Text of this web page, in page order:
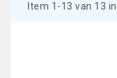
Item 1-13 van 13